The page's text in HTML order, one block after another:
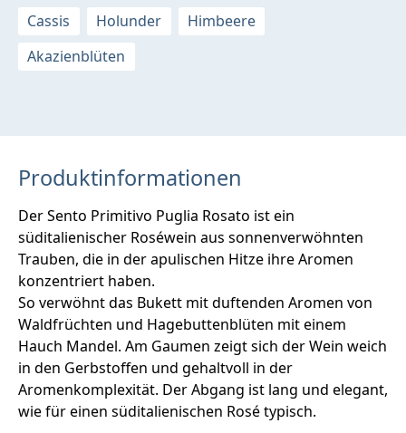
Cassis
Holunder
Himbeere
Akazienblüten
Produktinformationen
Der Sento Primitivo Puglia Rosato ist ein
süditalienischer Roséwein aus sonnenverwöhnten
Trauben, die in der apulischen Hitze ihre Aromen
konzentriert haben.
So verwöhnt das Bukett mit duftenden Aromen von
Waldfrüchten und Hagebuttenblüten mit einem
Hauch Mandel. Am Gaumen zeigt sich der Wein weich
in den Gerbstoffen und gehaltvoll in der
Aromenkomplexität. Der Abgang ist lang und elegant,
wie für einen süditalienischen Rosé typisch.